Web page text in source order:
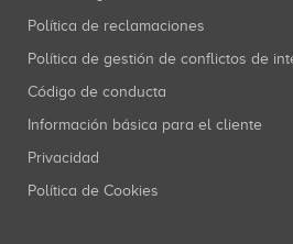
Política de reclamaciones
Política de gestión de conflictos de
Código de conducta
Información básica para el cliente
Privacidad
Política de Cookies